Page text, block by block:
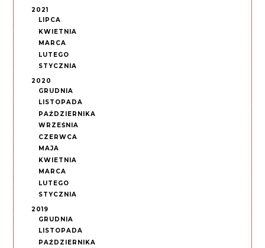
2021
LIPCA
KWIETNIA
MARCA
LUTEGO
STYCZNIA
2020
GRUDNIA
LISTOPADA
PAŹDZIERNIKA
WRZEŚNIA
CZERWCA
MAJA
KWIETNIA
MARCA
LUTEGO
STYCZNIA
2019
GRUDNIA
LISTOPADA
PAŹDZIERNIKA